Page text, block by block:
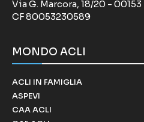
Via G. Marcora, 18/20 -
CF 80053230589
MONDO ACLI
ACLI IN FAMIGLIA
ASPEVI
CAA ACLI